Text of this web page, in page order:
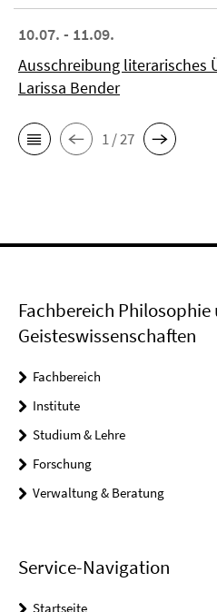
10.07. - 11.09.
Ausschreibung literarisches
Larissa Bender
1 / 27
Fachbereich Philosophie
Geisteswissenschaften
Fachbereich
Institute
Studium & Lehre
Forschung
Verwaltung & Beratung
Service-Navigation
Startseite